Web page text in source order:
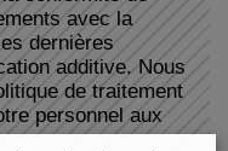
avec la
dernières
additive. Nous
de traitement
personnel aux